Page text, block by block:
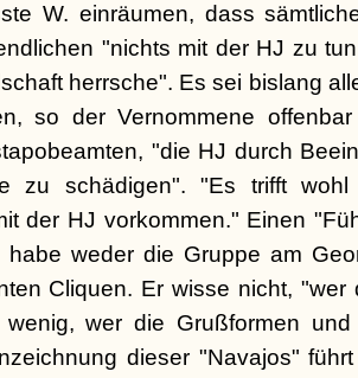
W. einräumen, dass
"nichts mit der HJ zu
herrsche". Es sei bislang
so der Vernommene
"die HJ durch
zu schädigen". "Es trifft
der HJ vorkommen." Einen
habe weder die Gruppe am
Cliquen. Er wisse nicht, "wer
wer die Grußformen
dieser "Navajos"